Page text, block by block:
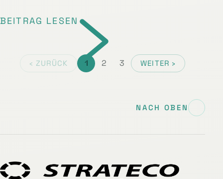
BEITRAG LESEN
‹ ZURÜCK 1 2 3 WEITER ›
NACH OBEN